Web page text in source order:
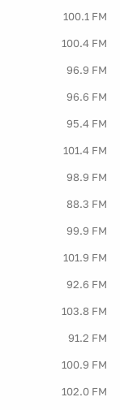
100.1 FM
100.4 FM
96.9 FM
96.6 FM
95.4 FM
101.4 FM
98.9 FM
88.3 FM
99.9 FM
101.9 FM
92.6 FM
103.8 FM
91.2 FM
100.9 FM
102.0 FM